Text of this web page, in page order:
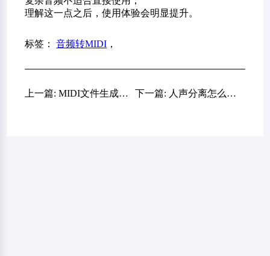
理解这一点之后，使用体验会明显提升。
标签：音频转MIDI ，
上一篇: MIDI文件生成怎么做？从入门到实际应用一次讲清 下一篇: 人声分离怎么做效果最好，一次完整实测告诉你